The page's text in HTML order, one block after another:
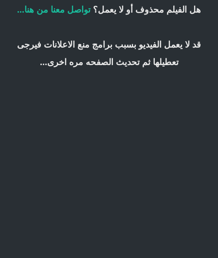
هل الفيلم محذوف أو لا يعمل؟ تواصل معنا من هنا...
قد لا يعمل الفيديو بسبب برامج منع الاعلانات فيرجى
تعطيلها ثم تحديث الصفحه مره اخرى...